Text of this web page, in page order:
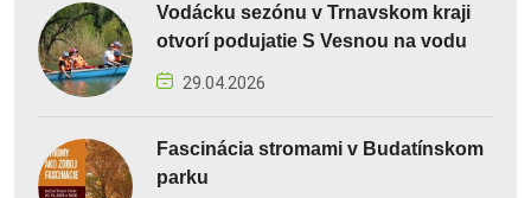
Vodácku sezónu v Trnavskom kraji
otvorí podujatie S Vesnou na vodu
29.04.2026
Fascinácia stromami v Budatínskom
parku